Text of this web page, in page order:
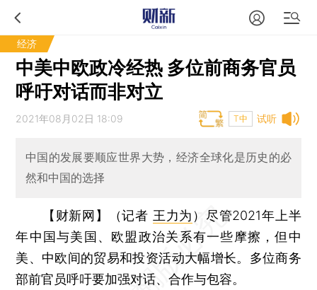
经济
中美中欧政冷经热 多位前商务官员
呼吁对话而非对立
试听
2021年08月02日 18:09 T中
中国的发展要顺应世界大势，经济全球化是历史的必
然和中国的选择
【财新网】（记者 王力为 ） 尽管2021年上半
年中国与美国、欧盟政治关系有一些摩擦，但中
美、中欧间的贸易和投资活动大幅增长。多位商务
部前官员呼吁要加强对话、合作与包容。